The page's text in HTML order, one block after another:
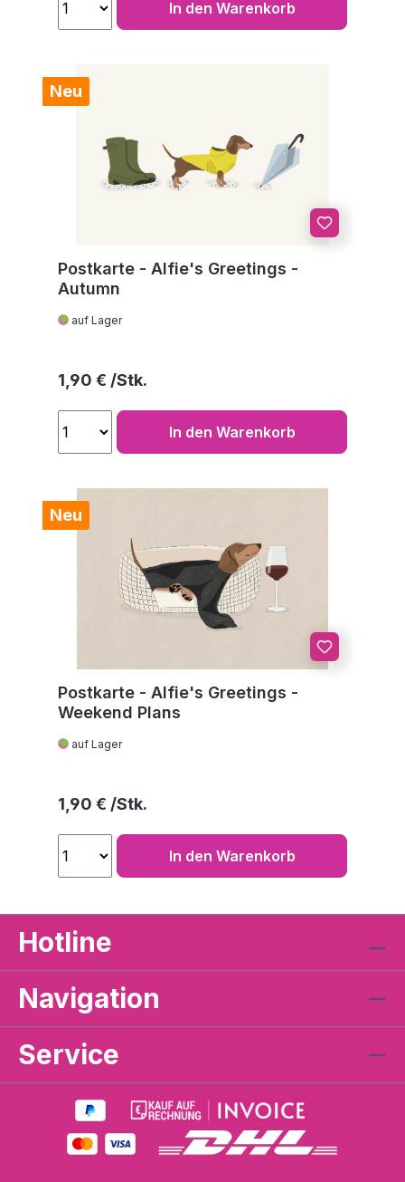
In den Warenkorb
Neu
Postkarte - Alfie's Greetings -
Autumn
auf Lager
Regulärer Preis:
1,90 €
In den Warenkorb
Neu
Postkarte - Alfie's Greetings -
Weekend Plans
auf Lager
Regulärer Preis:
1,90 €
In den Warenkorb
Hotline
Navigation
Service